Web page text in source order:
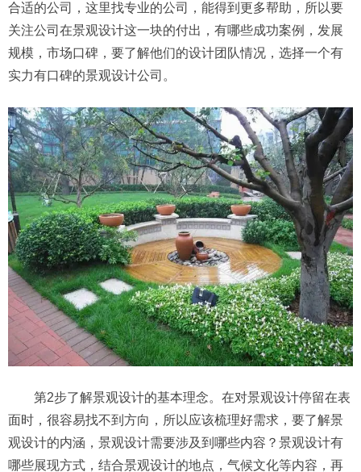
合适的公司，这里找专业的公司，能得到更多帮助，所以要
关注公司在景观设计这一块的付出，有哪些成功案例，发展
规模，市场口碑，要了解他们的设计团队情况，选择一个有
实力有口碑的景观设计公司。
第2步了解景观设计的基本理念。在对景观设计停留在表
面时，很容易找不到方向，所以应该梳理好需求，要了解景
观设计的内涵，景观设计需要涉及到哪些内容？景观设计有
哪些展现方式，结合景观设计的地点，气候文化等内容，再